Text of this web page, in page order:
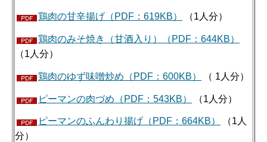
鶏肉の甘辛揚げ（PDF：619KB） （1人分）
鶏肉のみそ焼き（甘酒入り）（PDF：644KB）
（1人分）
鶏肉のゆず味噌炒め（PDF：600KB） （ 1人分）
ピーマンの肉づめ（PDF：543KB） （1人分）
ピーマンのふんわり揚げ（PDF：664KB）
（1人
分）